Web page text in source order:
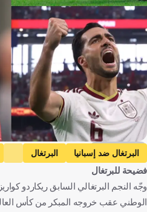
Getty Images
البرتغال ضد إسبانيا البرتغال
ريكاردو كواريزما
فضيحة للبرتغال
وجّه النجم البرتغالي السابق ريكاردو
الوطني عقب خروجه المبكر من كأس العالم